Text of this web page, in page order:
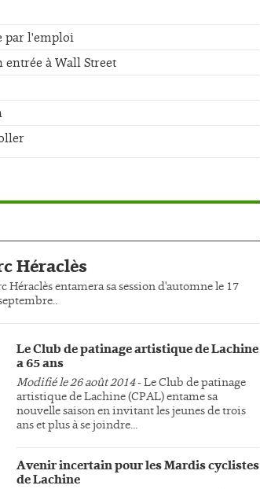
par l'emploi
entrée à Wall Street
Héraclès
Héraclès entamera sa session d'automne le 17
Le Club de patinage artistique de Lachine
a 65 ans
Modifié le 26 août 2014- Le Club de patinage
artistique de Lachine (CPAL) entame sa
nouvelle saison en invitant les jeunes de trois
ans et plus à se joindre...
Avenir incertain pour les Mardis cyclistes
de Lachine